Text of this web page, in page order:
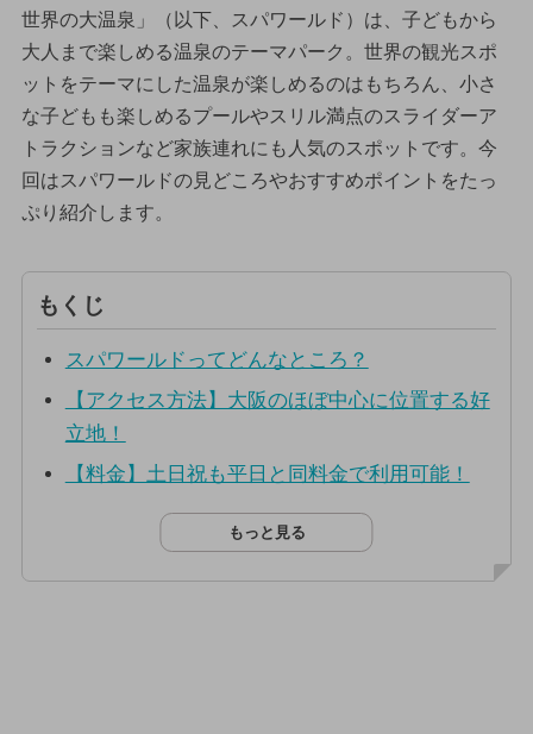
世界の大温泉」（以下、スパワールド）は、子どもから
大人まで楽しめる温泉のテーマパーク。世界の観光スポ
ットをテーマにした温泉が楽しめるのはもちろん、小さ
な子どもも楽しめるプールやスリル満点のスライダーア
トラクションなど家族連れにも人気のスポットです。今
回はスパワールドの見どころやおすすめポイントをたっ
ぷり紹介します。
もくじ
スパワールドってどんなところ？
【アクセス方法】大阪のほぼ中心に位置する好
立地！
【料金】土日祝も平日と同料金で利用可能！
もっと見る